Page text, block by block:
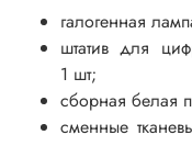
галогенная
штатив для
1 шт;
сборная белая
сменные